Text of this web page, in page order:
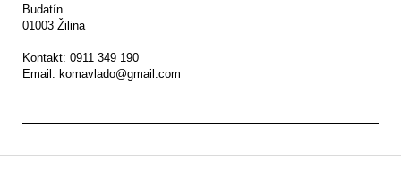
Budatín
01003 Žilina
Kontakt: 0911 349 190